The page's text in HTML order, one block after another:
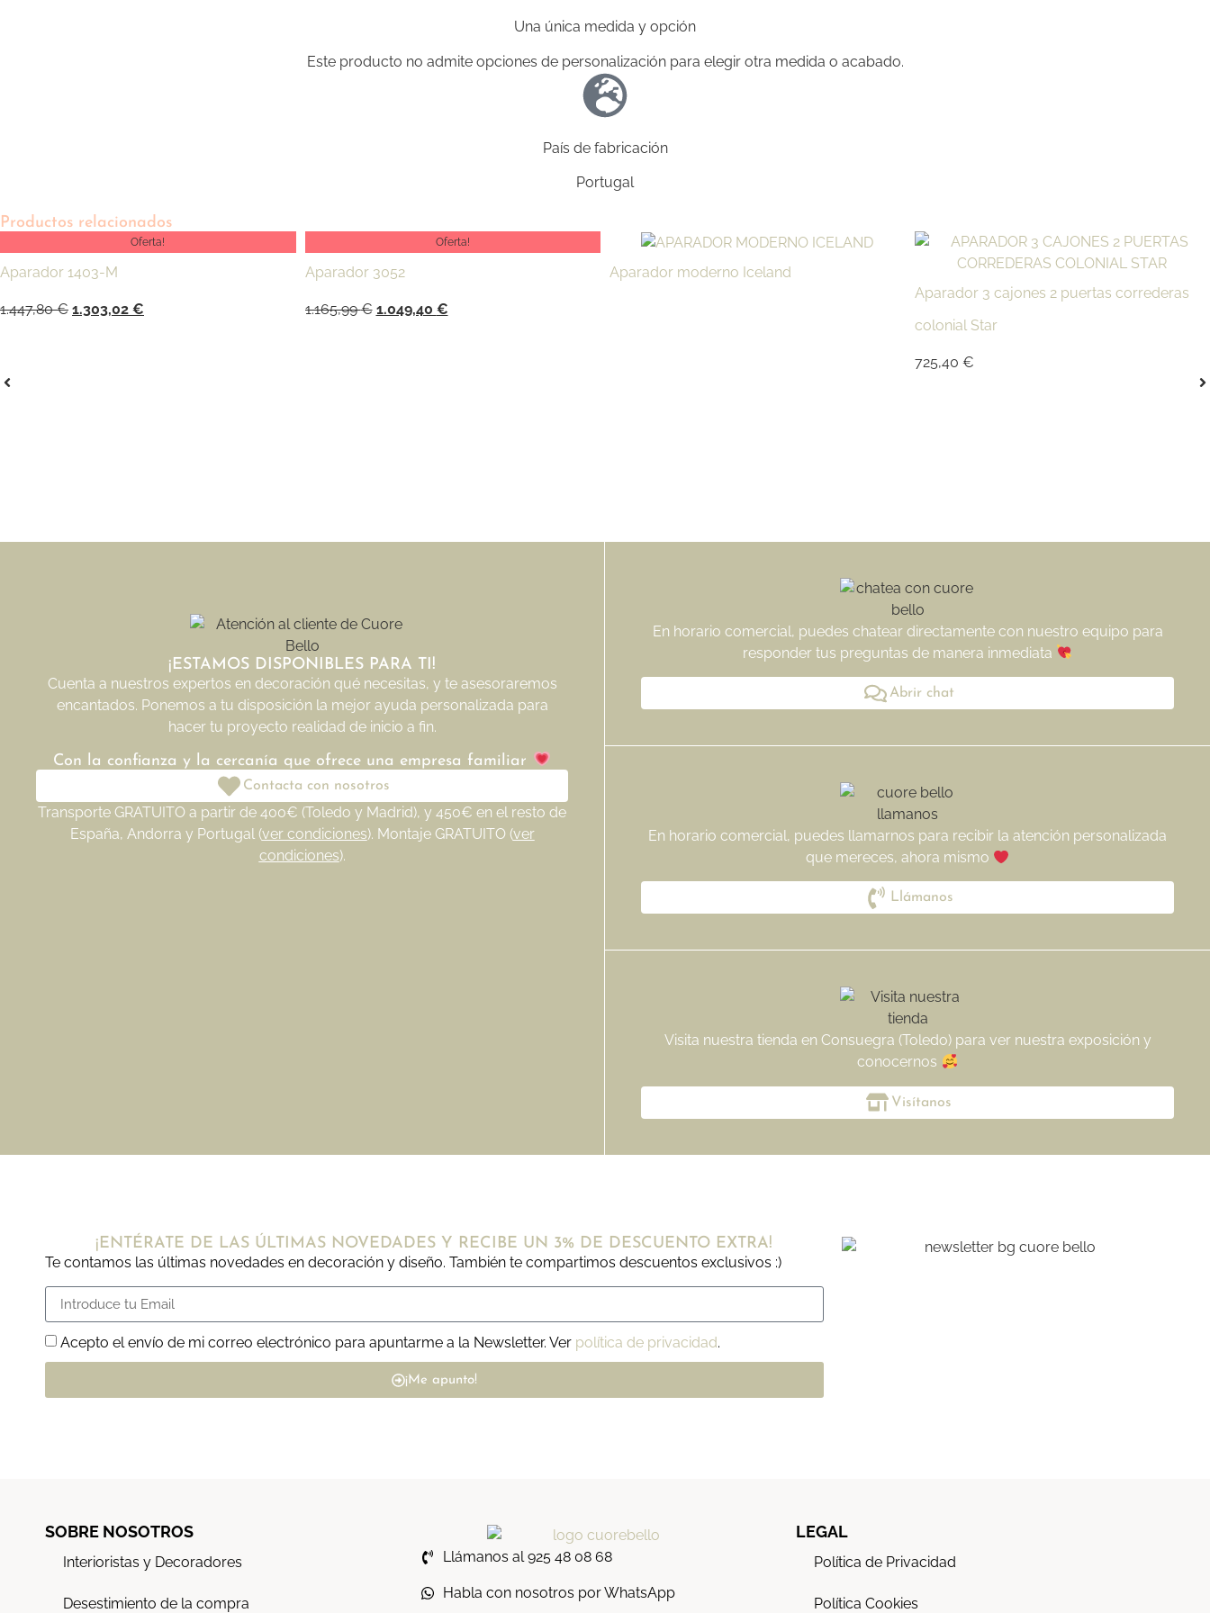
Una única medida y opción
Este producto no admite opciones de personalización para elegir otra medida o acabado.
País de fabricación
Portugal
Productos relacionados
Oferta!
Aparador 1403-M
1.447,80€ 1.303,02 €
Oferta!
Aparador 3052
1.165,99€ 1.049,40 €
Aparador moderno Iceland
Aparador 3 cajones 2 puertas correderas
colonial Star
725,40 €
¡ESTAMOS DISPONIBLES PARA TI!
Cuenta a nuestros expertos en decoración qué necesitas, y te asesoraremos
encantados. Ponemos a tu disposición la mejor ayuda personalizada para
hacer tu proyecto realidad de inicio a fin.
Con la confianza y la cercanía que ofrece una empresa familiar
Contacta con nosotros
Transporte GRATUITO a partir de 400€ (Toledo y Madrid), y 450€ en el resto de
España, Andorra y Portugal (ver condiciones). Montaje GRATUITO (ver
condiciones).
En horario comercial, puedes chatear directamente con nuestro equipo para
responder tus preguntas de manera inmediata
Abrir chat
En horario comercial, puedes llamarnos para recibir la atención personalizada
que mereces, ahora mismo
Llámanos
Visita nuestra tienda en Consuegra (Toledo) para ver nuestra exposición y
conocernos
Visítanos
¡ENTÉRATE DE LAS ÚLTIMAS NOVEDADES Y RECIBE UN 3% DE DESCUENTO EXTRA!
Te contamos las últimas novedades en decoración y diseño. También te compartimos descuentos exclusivos :)
Acepto el envío de mi correo electrónico para apuntarme a la Newsletter. Ver política de privacidad.
¡Me apunto!
SOBRE NOSOTROS
Interioristas y Decoradores
Desestimiento de la compra
Llámanos al 925 48 08 68
Habla con nosotros por WhatsApp
LEGAL
Política de Privacidad
Política Cookies